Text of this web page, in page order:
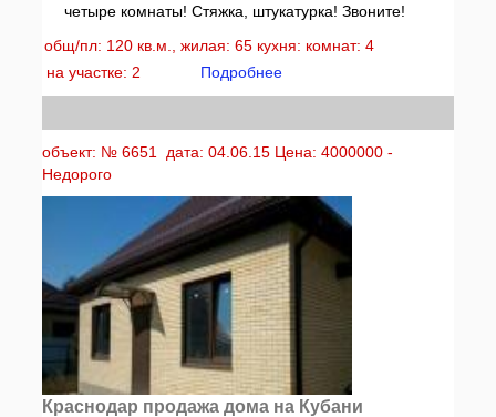
четыре комнаты! Стяжка, штукатурка! Звоните!
общ/пл: 120 кв.м., жилая: 65 кухня: комнат: 4
на участке: 2
Подробнее
объект: № 6651 дата: 04.06.15 Цена: 4000000 -
Недорого
Краснодар продажа дома на Кубани